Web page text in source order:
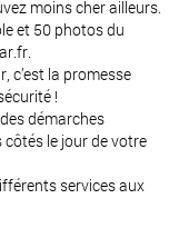
moins cher ailleurs.
et 50 photos du
c’est la promesse
!
démarches
le jour de votre
services aux